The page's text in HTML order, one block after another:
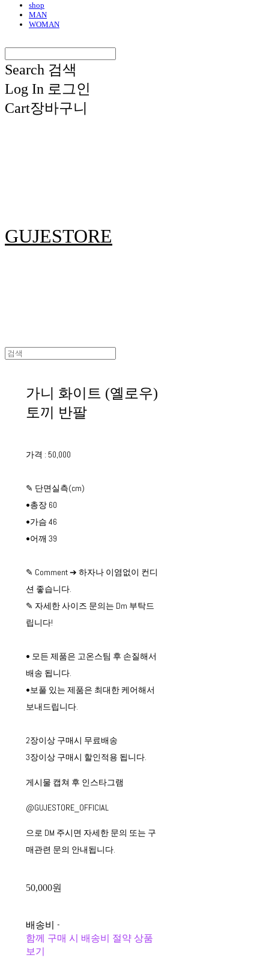
shop
MAN
WOMAN
Search 검색
Log In 로그인
Cart장바구니
GUJESTORE
가니 화이트 (옐로우)
토끼 반팔
가격 : 50,000
✎ 단면실측(cm)
•총장 60
•가슴 46
•어깨 39
✎ Comment ➔ 하자나 이염없이 컨디
션 좋습니다.
✎ 자세한 사이즈 문의는 Dm 부탁드
립니다!
• 모든 제품은 고온스팀 후 손질해서
배송 됩니다.
•보풀 있는 제품은 최대한 케어해서
보내드립니다.
2장이상 구매시 무료배송
3장이상 구매시 할인적용 됩니다.
게시물 캡쳐 후 인스타그램
@GUJESTORE_OFFICIAL
으로 DM 주시면 자세한 문의 또는 구
매관련 문의 안내됩니다.
50,000원
배송비 -
함께 구매 시 배송비 절약 상품
보기